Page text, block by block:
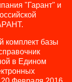
"Гарант" и
комплект базы
в Едином